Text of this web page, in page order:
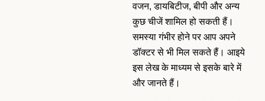
वजन, डायबिटीज, बीपी और अन्य
कुछ चीजें शामिल हो सकती हैं।
समस्या गंभीर होने पर आप अपने
डॉक्टर से भी मिल सकते हैं। आइये
इस लेख के माध्यम से इसके बारे में
और जानते हैं।